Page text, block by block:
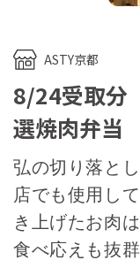
ASTY京都
8/24受取分
選焼肉弁当
弘の切り落と
店でも使用し
き上げたお肉
食べ応えも抜群